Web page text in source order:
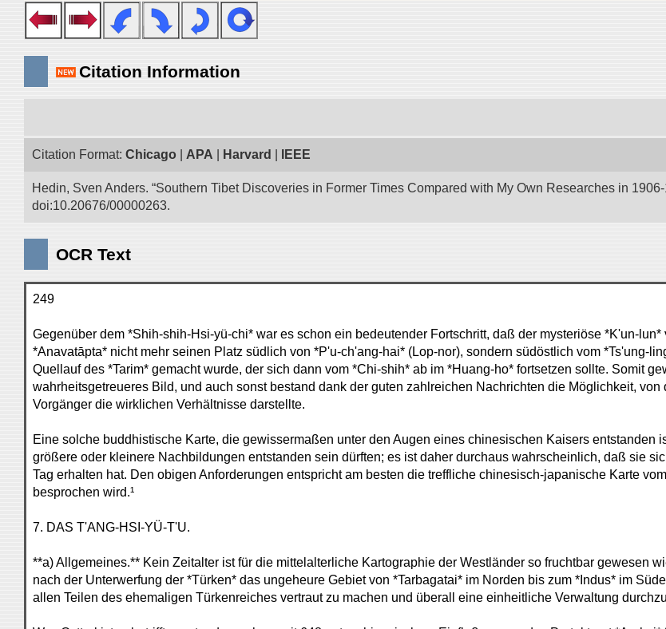
Citation Information
Citation Format: Chicago APA Harvard IEEE
Hedin, Sven Anders. “Southern Tibet Discoveries in Former Times Compared with My Own Researches in
doi:10.20676/00000263.
OCR Text
249
Gegenüber dem *Shih-shih-Hsi-yü-chi* war es schon ein bedeutender Fortschritt, daß der mysteriöse *K'un-
*Anavatāpta* nicht mehr seinen Platz südlich von *P'u-ch'ang-hai* (Lop-nor), sondern südöstlich vom *Ts'ung-
Quellauf des *Tarim* gemacht wurde, der sich dann vom *Chi-shih* ab im *Huang-ho* fortsetzen sollte. Somit
wahrheitsgetreueres Bild, und auch sonst bestand dank der guten zahlreichen Nachrichten die Möglichkeit,
Vorgänger die wirklichen Verhältnisse darstellte.
Eine solche buddhistische Karte, die gewissermaßen unter den Augen eines chinesischen Kaisers entstanden
größere oder kleinere Nachbildungen entstanden sein dürften; es ist daher durchaus wahrscheinlich, daß sie
Tag erhalten hat. Den obigen Anforderungen entspricht am besten die treffliche chinesisch-japanische Karte
besprochen wird.¹
7. DAS T'ANG-HSI-YÜ-T'U.
**a) Allgemeines.** Kein Zeitalter ist für die mittelalterliche Kartographie der Westländer so fruchtbar gewesen
nach der Unterwerfung der *Türken* das ungeheure Gebiet von *Tarbagatai* im Norden bis zum *Indus* im
allen Teilen des ehemaligen Türkenreiches vertraut zu machen und überall eine einheitliche Verwaltung